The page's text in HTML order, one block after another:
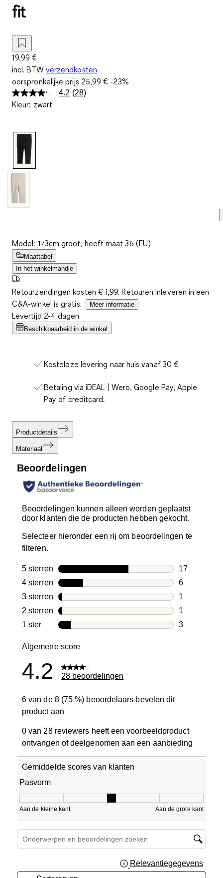
fit
19,99 €
incl. BTW verzendkosten
oorspronkelijke prijs 25,99 € -23%
4.2 Lees
(28)
Kleur: zwart
Model: 173cm groot, heeft maat 36 (EU)
Maattabel
In het winkelmandje
Retourzendingen kosten € 1,99. Retouren inleveren in een
C&A-winkel is gratis.
Meer informatie
Levertijd 2-4 dagen
Beschikbaarheid in de winkel
Kosteloze levering naar huis vanaf 30 €
Betaling via iDEAL | Wero, Google Pay, Apple
Pay of creditcard.
Productdetails
Materiaal
Beoordelingen
Beoordelingen kunnen alleen worden geplaatst
door klanten die de producten hebben gekocht.
Selecteer hieronder een rij om beoordelingen te
filteren.
5 sterren sterren
17
17
4 sterren sterren
6
6
3 sterren sterren
1
1
2 sterren sterren
1
1
1 ster sterren
3
Algemene score
4.2 28 beoordelingen
6 van de 8 (75 %) beoordelaars bevelen dit
product aan
0 van 28 reviewers heeft een voorbeeldproduct
ontvangen of deelgenomen aan een aanbieding
Gemiddelde scores van klanten
Pasvorm
Aan de kleine kant Aan de grote kant
Onderwerpen en beoordelingen zoeken per regio
Relevantiegegevens